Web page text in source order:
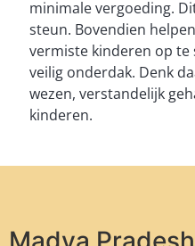
minimale vergoeding.
steun. Bovendien
vermiste kinderen op
veilig onderdak. Denk
wezen, verstandelijk
kinderen.